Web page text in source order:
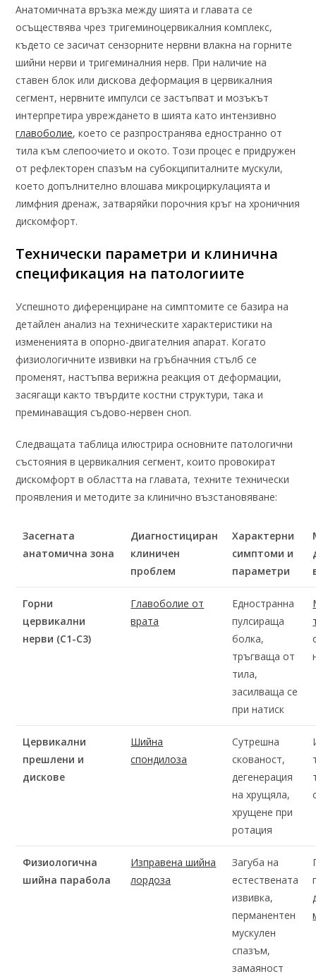
Анатомичната връзка между шията и главата се
осъществява чрез тригеминоцервикалния комплекс,
където се засичат сензорните нервни влакна на горните
шийни нерви и тригеминалния нерв. При наличие на
ставен блок или дискова деформация в цервикалния
сегмент, нервните импулси се застъпват и мозъкът
интерпретира увреждането в шията като интензивно
главоболие, което се разпространява едностранно от
тила към слепоочието и окото. Този процес е придружен
от рефлекторен спазъм на субокципиталните мускули,
което допълнително влошава микроциркулацията и
лимфния дренаж, затваряйки порочния кръг на хроничния
дискомфорт.
Технически параметри и клинична
спецификация на патологиите
Успешното диференциране на симптомите се базира на
детайлен анализ на техническите характеристики на
измененията в опорно-двигателния апарат. Когато
физиологичните извивки на гръбначния стълб се
променят, настъпва верижна реакция от деформации,
засягащи както твърдите костни структури, така и
преминаващия съдово-нервен сноп.
Следващата таблица илюстрира основните патологични
състояния в цервикалния сегмент, които провокират
дискомфорт в областта на главата, техните технически
проявления и методите за клинично възстановяване:
Засегната
анатомична зона
Диагностициран
клиничен
проблем
Характерни
симптоми и
параметри
Горни
цервикални
нерви (C1-C3)
Главоболие от
врата
Едностранна
пулсираща
болка,
тръгваща от
тила,
засилваща се
при натиск
Цервикални
прешлени и
дискове
Шийна
спондилоза
Сутрешна
скованост,
дегенерация
на хрущяла,
хрущене при
ротация
Физиологична
шийна парабола
Изправена шийна
лордоза
Загуба на
естествената
извивка,
перманентен
мускулен
спазъм,
замаяност